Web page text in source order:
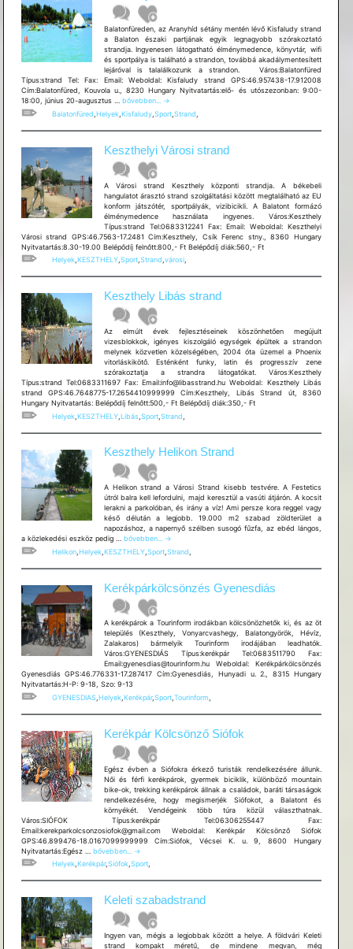
Balatonfüreden, az Aranyhíd sétány mentén lévő Kisfaludy strand
a Balaton északi partjának egyik legnagyobb szórakoztató
strandja. Ingyenesen látogatható élménymedence, könyvtár, wifi
és sportpálya is található a strandon, továbbá akadálymentesített
lejáróval is talalálkozunk a strandon. Város:Balatonfüred
Típus:strand Tel: Fax: Email: Weboldal: Kisfaludy strand GPS:46.957438-17.912008
Cím:Balatonfüred, Kouvola u., 8230 Hungary Nyitvatartás:elő- és utószezonban: 9:00-
18:00, június 20-augusztus … Kisfaludy
strand
bővebben... →
Balatonfüred Helyek, Kisfaludy, Sport, Strand
Keszthelyi Városi strand
A Városi strand Keszthely központi strandja. A békebeli
hangulatot árasztó strand szolgáltatási között megtalálható az EU
konform játszótér, sportpályák, vizibicikli. A Balatont formázó
élménymedence használata ingyenes. Város:Keszthely
Típus:strand Tel:0683312241 Fax: Email: Weboldal: Keszthelyi
Városi strand GPS:46.7563-17.2481 Cím:Keszthely, Csík Ferenc stny., 8360 Hungary
Nyitvatartás:8.30-19.00 Belépődíj felnőtt:800,- Ft Belépődíj diák:560,- Ft
Helyek,KESZTHELY,Sport,Strand,városi,
Keszthely Libás strand
Az elmúlt évek fejlesztéseinek köszönhetően megújult
vizesblokkok, igényes kiszolgáló egységek épültek a strandon
melynek közvetlen közelségében, 2004 óta üzemel a Phoenix
vitorláskikötő. Esténként funky, latin és progresszív zene
szórakoztatja a strandra látogatókat. Város:Keszthely
Típus:strand Tel:0683311697 Fax: Email:info@libasstrand.hu Weboldal: Keszthely Libás
strand GPS:46.7648775-17.2654410999999 Cím:Keszthely, Libás Strand út, 8360
Hungary Nyitvatartás: Belépődíj felnőtt:500,- Ft Belépődíj diák:350,- Ft
Helyek, KESZTHELY, Libás, Sport, Strand
Keszthely Helikon Strand
A Helikon strand a Városi Strand kisebb testvére. A Festetics
útról balra kell lefordulni, majd keresztül a vasúti átjárón. A kocsit
lerakni a parkolóban, és irány a víz! Ami persze kora reggel vagy
késő délután a legjobb. 19.000 m2 szabad zöldterület a
napozáshoz, a napernyő szélben susogó fűzfa, az ebéd lángos,
a közlekedési eszköz pedig … Keszthely
Helikon
bővebben...
→
Helikon, Helyek, KESZTHELY, Sport, Strand
Kerékpárkölcsönzés Gyenesdiás
A kerékpárok a Tourinform irodákban kölcsönözhetők ki, és az öt
település (Keszthely, Vonyarcvashegy, Balatongyörök, Hévíz,
Zalakaros) bármelyik Tourinform irodájában leadhatók.
Város:GYENESDIÁS Típus:kerékpár Tel:0683511790 Fax:
Email:gyenesdias@tourinform.hu Weboldal: Kerékpárkölcsönzés
Gyenesdiás GPS:46.776331-17.287417 Cím:Gyenesdiás, Hunyadi u. 2., 8315 Hungary
Nyitvatartás:H-P: 9-18, Szo: 9-13
GYENESDIAS, Helyek, Kerékpár,Sport, Tourinform
Kerékpár Kölcsönző Siófok
Egész évben a Siófokra érkező turisták rendelkezésére állunk.
Női és férfi kerékpárok, gyermek biciklik, különböző mountain
bike-ok, trekking kerékpárok állnak a családok, baráti társaságok
rendelkezésére, hogy megismerjék Siófokot, a Balatont és
környékét. Vendégeink több túra közül választhatnak.
Város:SIÓFOK Típus:kerékpár Tel:06306255447 Fax:
Email:kerekparkolcsonzosiofok@gmail.com Weboldal: Kerékpár Kölcsönző Siófok
GPS:46.899476-18.0167099999999 Cím:Siófok, Vécsei K. u. 9, 8600 Hungary
Nyitvatartás:Egész … Kerékpár
Kölcsönző
Siófok
bővebben...
→
Helyek,Kerékpár,Siófok,Sport,
Keleti szabadstrand
Ingyen van, mégis a legjobbak között a helye. A földvári Keleti
strand kompakt méretű, de mindene megvan, még